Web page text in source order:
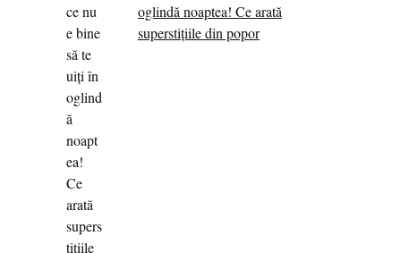
oglindă noaptea! Ce arată
superstițiile din popor